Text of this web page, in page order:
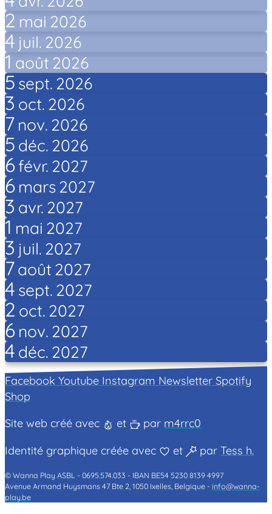
2 mai 2026
4 juil. 2026
1 août 2026
5 sept. 2026
3 oct. 2026
7 nov. 2026
5 déc. 2026
6févr. 2027
6 mars2027
3 avr. 2027
1 mai 2027
3 juil. 2027
7août 2027
4 sept. 2027
2 oct. 2027
6 nov. 2027
4 déc. 2027
Facebook Youtube Instagram Newsletter Spotify
Shop
Site web créé avec
et par m4rrc0
Identité graphique créée avec
et parTess h.
© Wanna Play ASBL - 0695.574.033 - IBAN BE54 5230 8139 4997
Avenue Armand Huysmans 47 Bte 2, 1050 Ixelles, Belgique -